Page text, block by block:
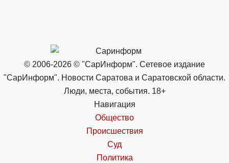
© 2006-2026 © "СарИнформ". Сетевое издание
"СарИнформ". Новости Саратова и Саратовской области.
Люди, места, события. 18+
Навигация
Общество
Происшествия
Суд
Политика